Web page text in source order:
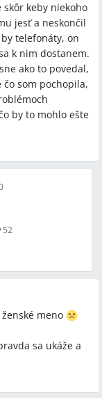
keby niekoho
jesť a neskončil
telefonáty, on
k nim dostanem.
ako to povedal,
som pochopila,
by to mohlo ešte
52
meno
sa ukáže a